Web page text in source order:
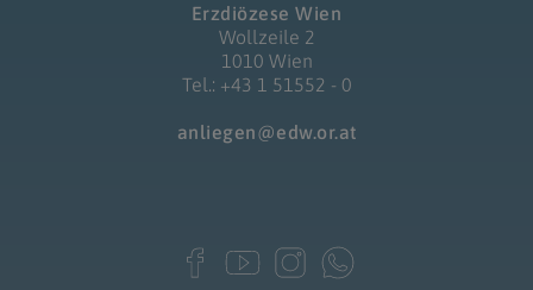
Erzdiözese Wien
Wollzeile 2
1010 Wien
Tel.: +43 1 51552 - 0
anliegen@edw.or.at